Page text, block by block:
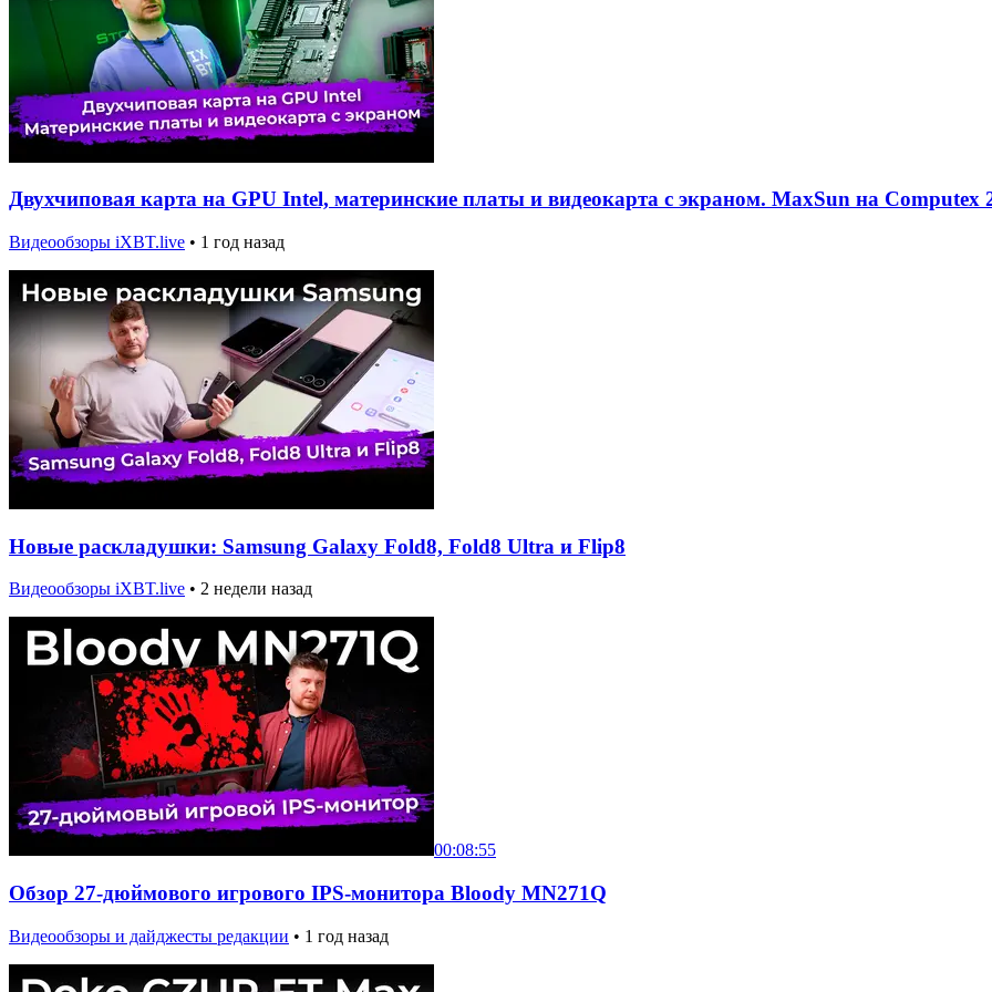
Двухчиповая карта на GPU Intel, материнские платы и видеокарта с экраном. MaxSun на Computex
Видеообзоры iXBT.live • 1 год назад
Новые раскладушки: Samsung Galaxy Fold8, Fold8 Ultra и Flip8
Видеообзоры iXBT.live • 2 недели назад
00:08:55
Обзор 27-дюймового игрового IPS-монитора Bloody MN271Q
Видеообзоры и дайджесты редакции • 1 год назад